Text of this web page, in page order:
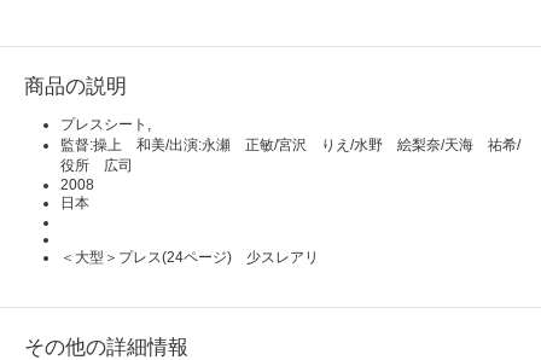
商品の説明
プレスシート,
監督:操上 和美/出演:永瀬 正敏/宮沢 りえ/水野 絵梨奈/天海 祐希/
役所 広司
2008
日本
＜大型＞プレス(24ページ) 少スレアリ
その他の詳細情報